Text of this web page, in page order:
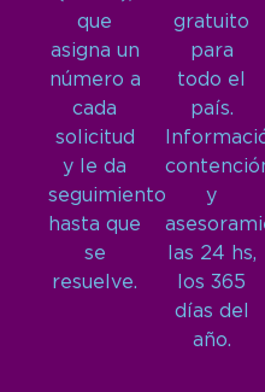
que
asigna un
número a
cada
solicitud
y le da
seguimiento
hasta que
se
resuelve.
gratuito
para
todo el
país.
y
las 24 hs,
los 365
días del
año.